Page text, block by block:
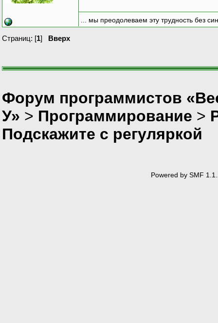
... мы преодолеваем эту трудность без
Страниц: [1] Вверх
Форум программистов
У» > Программирование >
Подскажите с регуляркой
Powered by SMF